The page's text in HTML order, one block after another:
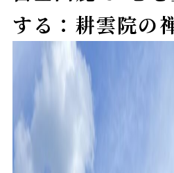
する：耕雲院の